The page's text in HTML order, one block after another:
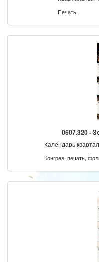
Печать.
0607.320 -
Календарь
Конгрев, печать,